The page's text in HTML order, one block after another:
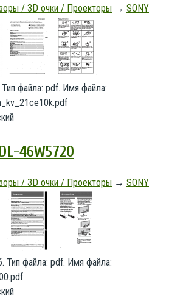
/ 3D очки / Проекторы → SONY
файла: pdf. Имя файла:
46W5720
/ 3D очки / Проекторы → SONY
Тип файла: pdf. Имя файла: